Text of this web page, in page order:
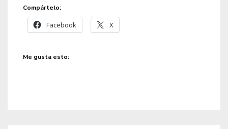
Compártelo:
Facebook X
Me gusta esto: